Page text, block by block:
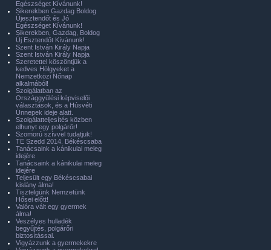
Egészséget Kívánunk!
Sikerekben Gazdag Boldog
Újesztendőt és Jó
Egészséget Kívánunk!
Sikerekben, Gazdag, Boldog
Új Esztendőt Kívánunk!
Szent István Király Napja
Szent István Király Napja
Szeretettel köszöntjük a
kedves Hölgyeket a
Nemzetközi Nőnap
alkalmából!
Szolgálatban az
Országgyűlési képviselői
választások, és a Húsvéti
Ünnepek ideje alatt.
Szolgálatteljesítés közben
elhunyt egy polgárőr!
Szomorú szívvel tudatjuk!
TE Szedd 2014. Békéscsaba
Tanácsaink a kánikulai meleg
idejére
Tanácsaink a kánikulai meleg
idejére
Teljesült egy Békéscsabai
kislány álma!
Tisztelgünk Nemzetünk
Hősei előtt!
Valóra vált egy gyermek
álma!
Veszélyes hulladék
begyűjtés, polgárőri
biztosítással.
Vigyázzunk a gyermekekre